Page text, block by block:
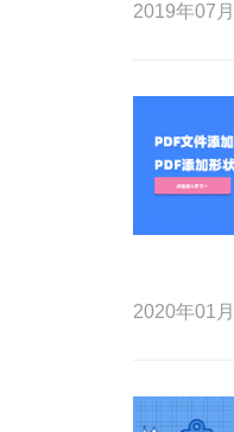
2019年07
2020年01